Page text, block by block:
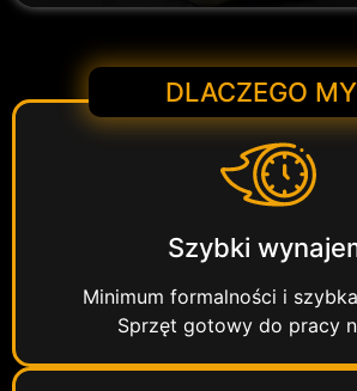
DLACZEGO
Szybki
Minimum formalności i
Sprzęt gotowy do pracy